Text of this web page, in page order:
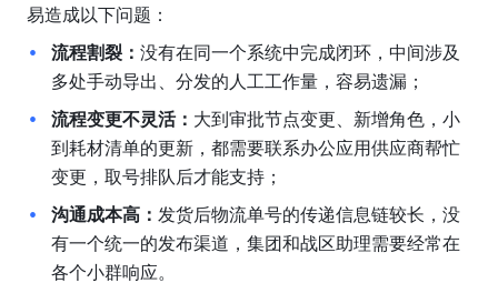
易造成以下问题：
流程割裂： 没有在同一个系统中完成闭环，中间涉及
多处手动导出、分发的人工工作量，容易遗漏；
流程变更不灵活： 大到审批节点变更、新增角色，小
到耗材清单的更新，都需要联系办公应用供应商帮忙
变更，取号排队后才能支持；
沟通成本高： 发货后物流单号的传递信息链较长，没
有一个统一的发布渠道，集团和战区助理需要经常在
各个小群响应。